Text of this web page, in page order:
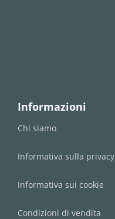
Informazioni
Chi siamo
Informativa sulla privacy
Informativa sui cookie
Condizioni di vendita